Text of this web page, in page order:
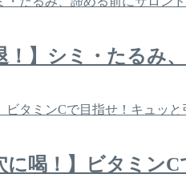
！】シミ・たるみ
に喝！】ビタミ